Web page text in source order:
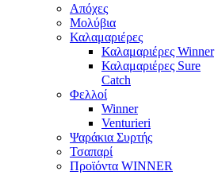
Απόχες
Μολύβια
Καλαμαριέρες
Καλαμαριέρες Winner
Καλαμαριέρες Sure
Catch
Φελλοί
Winner
Venturieri
Ψαράκια Συρτής
Τσαπαρί
Προϊόντα WINNER